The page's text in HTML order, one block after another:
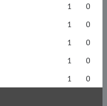
1
0
1
0
1
0
1
0
1 0